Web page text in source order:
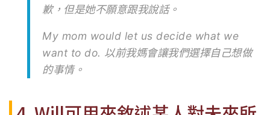
歉，但是她不願意跟我說話。
My mom would let us decide what we
want to do. 以前我媽會讓我們選擇自己想做
的事情。